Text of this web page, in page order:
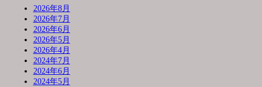
2026年8月
2026年7月
2026年6月
2026年5月
2026年4月
2024年7月
2024年6月
2024年5月